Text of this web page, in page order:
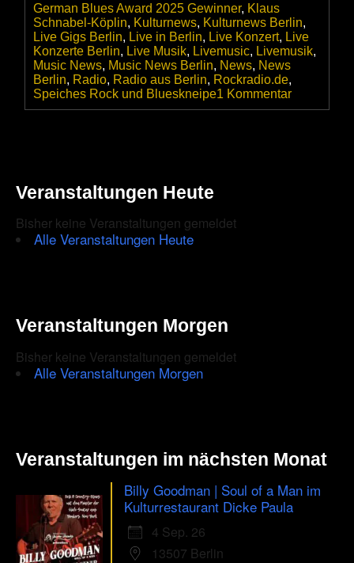
German Blues Award 2025 Gewinner, Klaus
Schnabel-Köplin, Kulturnews, Kulturnews Berlin,
Live Gigs Berlin, Live in Berlin, Live Konzert, Live
Konzerte Berlin, Live Musik, Livemusic, Livemusik,
Music News, Music News Berlin, News, News
Berlin, Radio, Radio aus Berlin, Rockradio.de,
Speiches Rock und Blueskneipe1 Kommentarzu
Veranstaltungen Heute
Bisher keine Veranstaltungen gemeldet
Alle Veranstaltungen Heute
Veranstaltungen Morgen
Bisher keine Veranstaltungen gemeldet
Alle Veranstaltungen Morgen
Veranstaltungen im nächsten Monat
Billy Goodman | Soul of a Man im
Kulturrestaurant Dicke Paula
4 Sep. 26
13507 Berlin